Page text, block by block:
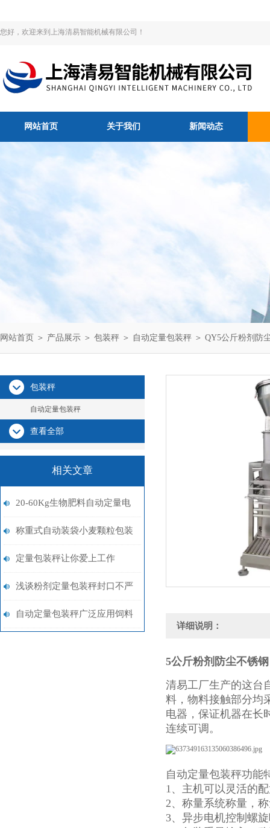
您好，欢迎来到上海清易智能机械有限公司！
网站首页 关于我们 新闻动态
网站首页 ＞ 产品展示 ＞ 包装秤 ＞ 自动定量包装秤 ＞ QY5公斤粉剂防
包装秤
自动定量包装秤
查看全部
相关文章
20-60Kg生物肥料自动定量电
子包装秤厂家
称重式自动装袋小麦颗粒包装
秤25-50千克打包秤
定量包装秤让你爱上工作
浅谈粉剂定量包装秤封口不严
问题
自动定量包装秤广泛应用饲料
详细说明：
5公斤粉剂防尘不锈
清易工厂生产的这台
料，物料接触部分均
电器，保证机器在长
连续可调。
自动定量包装秤功能
1、主机可以灵活的
2、称量系统称量，
3、异步电机控制螺